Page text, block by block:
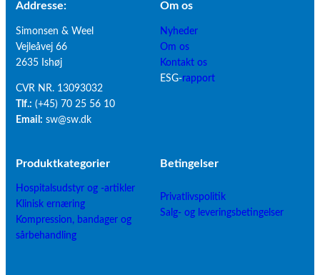
Addresse:
Simonsen & Weel
Vejleåvej 66
2635 Ishøj
CVR NR. 13093032
Tlf.: (+45) 70 25 56 10
Email: sw@sw.dk
Om os
Nyheder
Om os
Kontakt os
ESG-rapport
Produktkategorier
Hospitalsudstyr og -artikler
Klinisk ernæring
Kompression, bandager og
sårbehandling
Betingelser
Privatlivspolitik
Salg- og leveringsbetingelser